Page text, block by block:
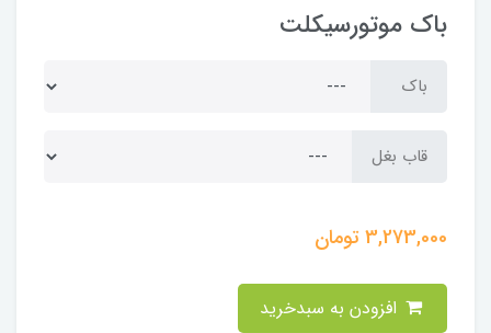
باک موتورسیکلت
باک
قاب بغل
3,273,000تومان